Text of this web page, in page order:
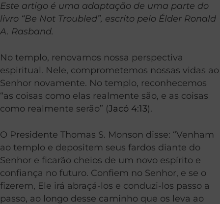
Este artigo é uma adaptação de uma parte do
livro “Be Not Troubled”, escrito pelo Élder Ronald
A. Rasband.
No templo, renovamos nossa perspectiva
espiritual. Nele, comprometemos nossas vidas ao
Senhor novamente. No templo, reconhecemos
“as coisas como elas realmente são, e as coisas
como realmente serão” (Jacó 4:13).
O Presidente Thomas S. Monson disse: “Venham
ao templo e depositem seus fardos diante do
Senhor e ficarão cheios de um novo espírito e
confiança no futuro. Confiem no Senhor, e se o
fizerem, Ele irá abraçá-los e conduzi-los passo a
passo, ao longo desse caminho que os leva ao